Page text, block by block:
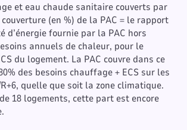
et eau chaude sanitaire couverts par
couverture (en %) de la PAC = le rapport
d’énergie fournie par la PAC hors
annuels de chaleur, pour le
du logement. La PAC couvre dans ce
des besoins chauffage + ECS sur les
quelle que soit la zone climatique.
18 logements, cette part est encore